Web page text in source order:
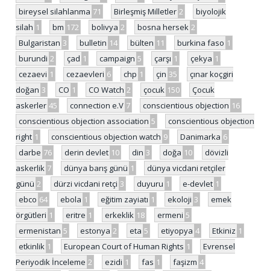
bireysel silahlanma 71 Birleşmiş Milletler 2
biyolojik
silah 1 bm 172 bolivya 2 bosna hersek 2
Bulgaristan 3 bulletin 14 bülten 11 burkina faso 1
burundi 2 çad 1 campaign 5 çarşı 1 çekya 1
cezaevi 1 cezaevleri 6 chp 1 çin 35
çınar koçgiri
doğan 3 CO 1 CO Watch 2 çocuk 150
Çocuk
askerler 45 connection e.V 7 conscientious objection 16
conscientious objection association 5
conscientious objection
right 1 conscientious objection watch 9 Danimarka 6
darbe 76 derin devlet 10 din 3 doğa 10
dövizli
askerlik 7 dünya barış günü 1
dünya vicdani retçiler
günü 2 dürzi vicdani retçi 3 duyuru 1 e-devlet 1
ebco 64 ebola 1 eğitim zayiatı 1 ekoloji 3
emek
örgütleri 1 eritre 1 erkeklik 18 ermeni 5
ermenistan 5 estonya 2 eta 5 etiyopya 4 Etkiniz 1
etkinlik 1 European Court of Human Rights 1
Evrensel
Periyodik İnceleme 2 ezidi 1 fas 1 faşizm 4